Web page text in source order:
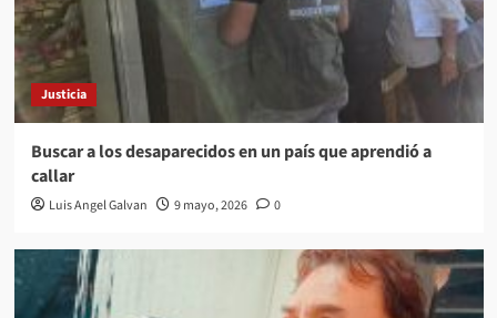
Justicia
Buscar a los desaparecidos en un país que aprendió a
callar
Luis Angel Galvan 9 mayo, 2026 0